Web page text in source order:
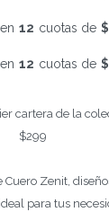
12 cuotas de
12 cuotas de
cartera de la
$299
Zenit,
para tus